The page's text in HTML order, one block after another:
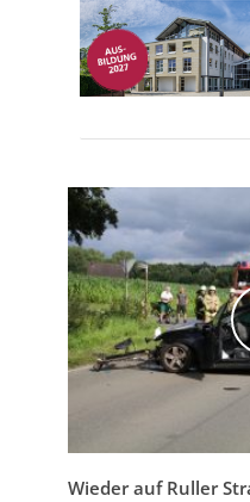
Wieder auf Ruller